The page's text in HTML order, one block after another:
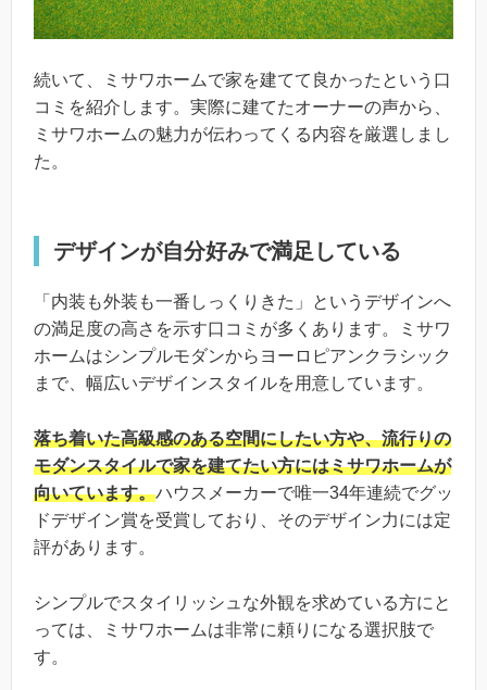
続いて、ミサワホームで家を建てて良かったという口
コミを紹介します。実際に建てたオーナーの声から、
ミサワホームの魅力が伝わってくる内容を厳選しまし
た。
デザインが自分好みで満足している
「内装も外装も一番しっくりきた」というデザインへ
の満足度の高さを示す口コミが多くあります。ミサワ
ホームはシンプルモダンからヨーロピアンクラシック
まで、幅広いデザインスタイルを用意しています。
落ち着いた高級感のある空間にしたい方や、流行りの
モダンスタイルで家を建てたい方にはミサワホームが
向いています。ハウスメーカーで唯一34年連続でグッ
ドデザイン賞を受賞しており、そのデザイン力には定
評があります。
シンプルでスタイリッシュな外観を求めている方にと
っては、ミサワホームは非常に頼りになる選択肢で
す。